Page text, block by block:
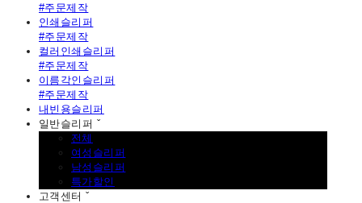
#주문제작
인쇄슬리퍼
#주문제작
컬러인쇄슬리퍼
#주문제작
이름각인슬리퍼
#주문제작
내빈용슬리퍼
일반슬리퍼 ˇ
전체
여성슬리퍼
남성슬리퍼
특가할인
고객센터 ˇ